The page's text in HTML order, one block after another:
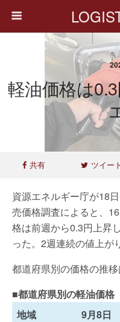
軽油価格は0.3
共有 ツイート
資源エネルギー庁が18
売価格調査によると、
格は前週から0.3円上昇
った。2週連続の値上が
都道府県別の価格の推移
■都道府県別の軽油価格
地域
9月8日